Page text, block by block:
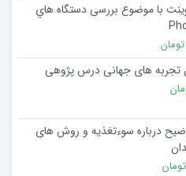
با موضوع بررسی دستگاه هاي
تجربه های جهانی درس پژوهی
درباره سوءتغذیه و روش های